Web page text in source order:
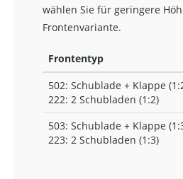
wählen Sie für geringere
Frontenvariante.
Frontentyp
502: Schublade + Klappe
222: 2 Schubladen (1:2)
503: Schublade + Klappe
223: 2 Schubladen (1:3)